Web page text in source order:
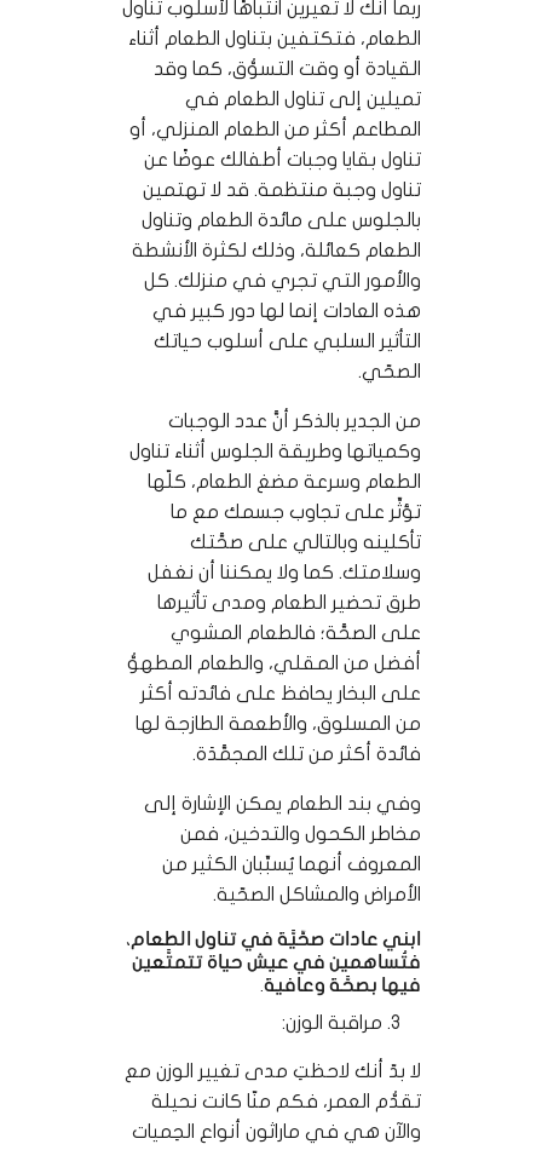
ربما أنك لا تعيرين انتباهًا لأسلوب تناول
الطعام، فتكتفين بتناول الطعام أثناء
القيادة أو وقت التسوُّق، كما وقد
تميلين إلى تناول الطعام في
المطاعم أكثر من الطعام المنزلي، أو
تناول بقايا وجبات أطفالك عوضًا عن
تناول وجبة منتظمة. قد لا تهتمين
بالجلوس على مائدة الطعام وتناول
الطعام كعائلة، وذلك لكثرة الأنشطة
والأمور التي تجري في منزلك. كل
هذه العادات إنما لها دور كبير في
التأثير السلبي على أسلوب حياتك
الصحّي.
من الجدير بالذكر أنَّ عدد الوجبات
وكمياتها وطريقة الجلوس أثناء تناول
الطعام وسرعة مضغ الطعام، كلّها
تؤثِّر على تجاوب جسمك مع ما
تأكلينه وبالتالي على صحَّتك
وسلامتك. كما ولا يمكننا أن نغفل
طرق تحضير الطعام ومدى تأثيرها
على الصحَّة؛ فالطعام المشوي
أفضل من المقلي، والطعام المطهوُّ
على البخار يحافظ على فائدته أكثر
من المسلوق، والأطعمة الطازجة لها
فائدة أكثر من تلك المجمَّدَة.
وفي بند الطعام يمكن الإشارة إلى
مخاطر الكحول والتدخين، فمن
المعروف أنهما يُسبِّبان الكثير من
الأمراض والمشاكل الصحّية.
ابني عادات صحِّيَّة في تناول الطعام،
فتُساهمين في عيش حياة تتمتَّعين
فيها بصحَّة وعافية.
مراقبة الوزن:
لا بدّ أنك لاحظتِ مدى تغيير الوزن مع
تقدُّم العمر، فكم منّا كانت نحيلة
والآن هي في ماراثون أنواع الحِميات